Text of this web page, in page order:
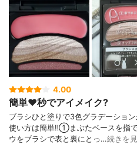
4.00
簡単❤️秒でアイメイク?
ブラシひと塗りで3色グラデーショ
使い方は簡単‼️①まぶたベースを指
ウをブラシで表と裏にとっ…続きを